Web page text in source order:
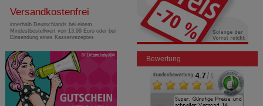
Versandkostenfrei
innerhalb Deutschlands bei einem
Mindestbestellwert von 13,99 Euro oder bei
Einsendung eines Kassenrezeptes
Bewertung